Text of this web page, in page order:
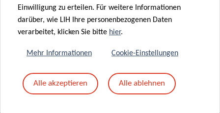
Mit dem Absenden Ihrer Nachricht erklären Sie
sich einverstanden mit
die LIH-
Einwilligung zu erteilen. Für weitere Informationen
darüber, wie LIH Ihre personenbezogenen Daten
verarbeitet, klicken Sie bitte hier.
Mehr Informationen Cookie-Einstellungen
Alle akzeptieren Alle ablehnen